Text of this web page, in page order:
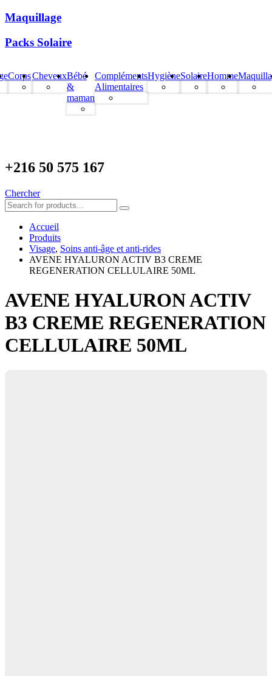
Maquillage
Packs Solaire
CorpsCheveuxBébé
&
maman
Compléments
Alimentaires
HygièneSolaireHomme
+216 50 575 167
Chercher
Accueil
Produits
Visage, Soins anti-âge et anti-rides
AVENE HYALURON ACTIV B3 CREME
REGENERATION CELLULAIRE 50ML
AVENE HYALURON ACTIV
B3 CREME REGENERATION
CELLULAIRE 50ML